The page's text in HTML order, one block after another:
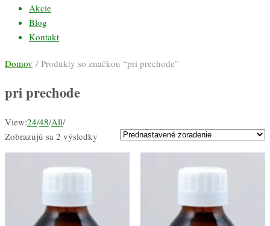
Akcie
Blog
Kontakt
Domov / Produkty so značkou “pri prechode”
pri prechode
View:24/48/All/
Zobrazujú sa 2 výsledky